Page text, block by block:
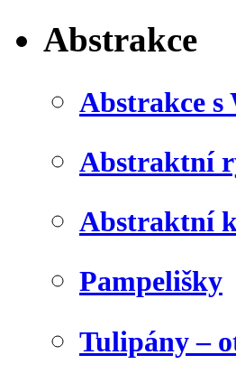
Abstrakce
Abstrakce
Abstraktní
Abstraktní
Pampelišky
Tulipány –